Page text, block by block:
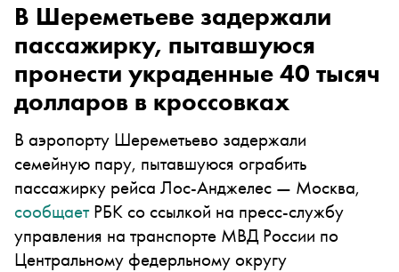
В Шереметьеве задержали
пассажирку, пытавшуюся
пронести украденные 40 тысяч
долларов в кроссовках
В аэропорту Шереметьево задержали
семейную пару, пытавшуюся ограбить
пассажирку рейса Лос-Анджелес — Москва,
сообщаетРБК со ссылкой на пресс-службу
управления на транспорте МВД России по
Центральному федерльному округу